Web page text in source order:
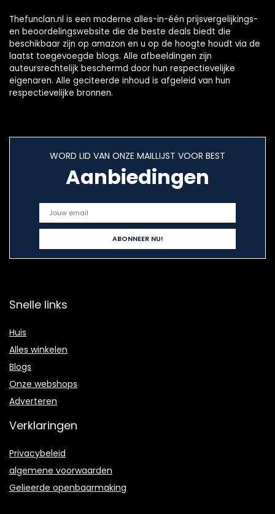
Thefunclan.nl is een moderne alles-in-één prijsvergelijkings-
en beoordelingswebsite die de beste deals biedt die
beschikbaar zijn op amazon en u op de hoogte houdt via de
laatst toegevoegde blogs. Alle afbeeldingen zijn
auteursrechtelijk beschermd door hun respectievelijke
eigenaren. Alle geciteerde inhoud is afgeleid van hun
respectievelijke bronnen.
WORD LID VAN ONZE MAILLIJST VOOR BEST
Aanbiedingen
Snelle links
Huis
Alles winkelen
Blogs
Onze webshops
Adverteren
Verklaringen
Privacybeleid
algemene voorwaarden
Gelieerde openbaarmaking